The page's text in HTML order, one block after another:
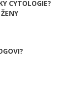
CYTOLOGIE?